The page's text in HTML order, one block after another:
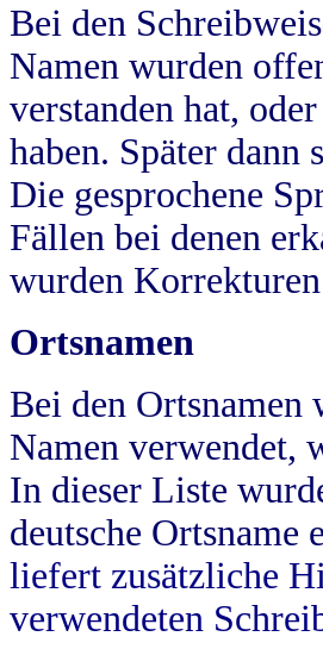
Bei den
Namen wurden
verstanden hat,
haben. Später dann
Die gesprochene
Fällen bei denen
wurden
Ortsnamen
Bei den Ortsnamen
Namen verwendet,
In dieser Liste
deutsche Ortsname
liefert zusätzliche
verwendeten